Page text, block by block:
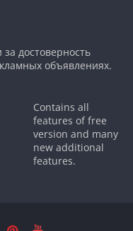
за достоверность
объявлениях.
Contains all
features of free
version and many
new additional
features.